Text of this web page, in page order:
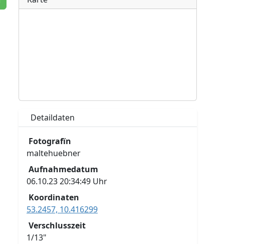
Detaildaten
Fotografïn
maltehuebner
Aufnahmedatum
06.10.23 20:34:49 Uhr
Koordinaten
53.2457, 10.416299
Verschlusszeit
1/13"